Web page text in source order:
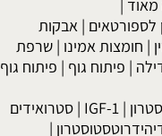
|
לספורטאים | אבקות
| חומצות אמינו |שרפת
| פיתוח גוף | פיתוח גוף
|
IGF-1
|סטרואידים
|